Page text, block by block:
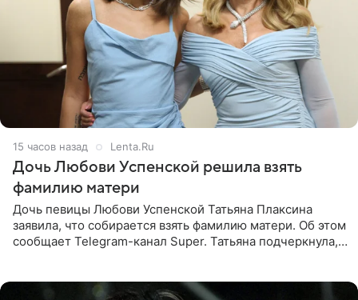
15 часов назад Lenta.Ru
Дочь Любови Успенской решила взять
фамилию матери
Дочь певицы Любови Успенской Татьяна Плаксина
заявила, что собирается взять фамилию матери. Об этом
сообщает Telegram-канал Super. Татьяна подчеркнула,